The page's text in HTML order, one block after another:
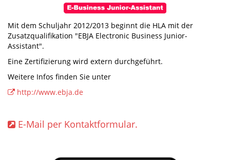
Mit dem Schuljahr 2012/2013 beginnt die HLA mit der
Zusatzqualifikation "EBJA Electronic Business Junior-
Assistant".
Eine Zertifizierung wird extern durchgeführt.
Weitere Infos finden Sie unter
http://www.ebja.de
E-Mail per Kontaktformular.